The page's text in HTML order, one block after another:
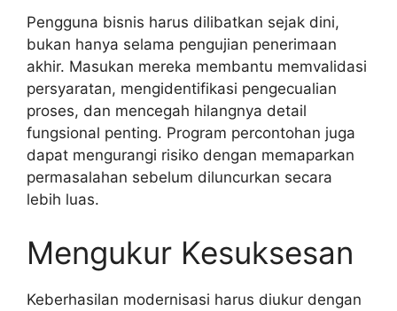
Pengguna bisnis harus dilibatkan sejak dini,
bukan hanya selama pengujian penerimaan
akhir. Masukan mereka membantu memvalidasi
persyaratan, mengidentifikasi pengecualian
proses, dan mencegah hilangnya detail
fungsional penting. Program percontohan juga
dapat mengurangi risiko dengan memaparkan
permasalahan sebelum diluncurkan secara
lebih luas.
Mengukur Kesuksesan
Keberhasilan modernisasi harus diukur dengan